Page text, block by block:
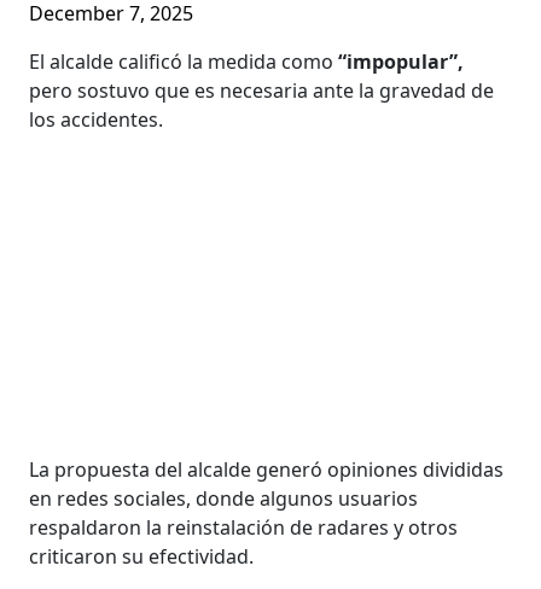
December 7, 2025
El alcalde calificó la medida como “impopular”,
pero sostuvo que es necesaria ante la gravedad de
los accidentes.
La propuesta del alcalde generó opiniones divididas
en redes sociales, donde algunos usuarios
respaldaron la reinstalación de radares y otros
criticaron su efectividad.